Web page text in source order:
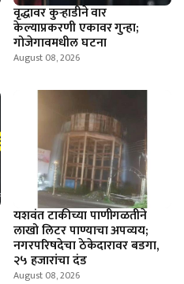
वृद्धावर कुऱ्हाडीने वार
केल्याप्रकरणी एकावर गुन्हा;
गोजेगावमधील घटना
August 08, 2026
यशवंत टाकीच्या पाणीगळतीने
लाखो लिटर पाण्याचा अपव्यय;
नगरपरिषदेचा ठेकेदारावर बडगा,
२५ हजारांचा दंड
August 08, 2026